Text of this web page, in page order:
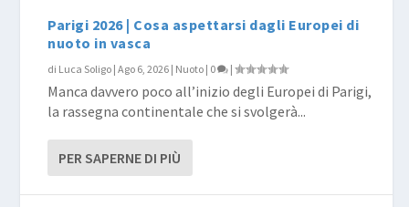
Parigi 2026 | Cosa aspettarsi dagli Europei di
nuoto in vasca
di Luca Soligo |Ago 6, 2026 | Nuoto | 0 |
Manca davvero poco all’inizio degli Europei di Parigi,
la rassegna continentale che si svolgerà...
PER SAPERNE DI PIÙ